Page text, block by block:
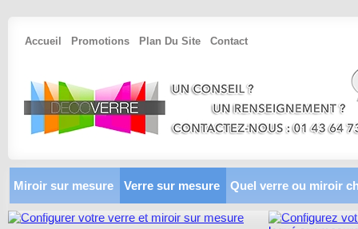
Miroir sur mesure Verre sur mesure Quel verre ou miroir
Accueil Promotions Plan Du Site Contact